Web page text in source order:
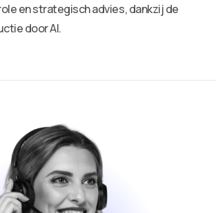
en strategisch advies, dankzij de
door AI.